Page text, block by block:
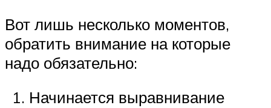
Вот лишь несколько моментов,
обратить внимание на которые
надо обязательно:
Начинается выравнивание